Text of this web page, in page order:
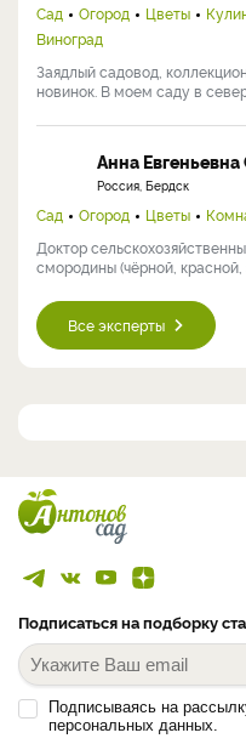
Сад Огород Цветы
Виноград
Заядлый садовод,
новинок. В моем саду в
Анна
Россия, Бердск
Сад Огород Цветы
Доктор
смородины (чёрной, красной,
Все эксперты
Подписаться на подборку
Подписываясь на
персональных данных.